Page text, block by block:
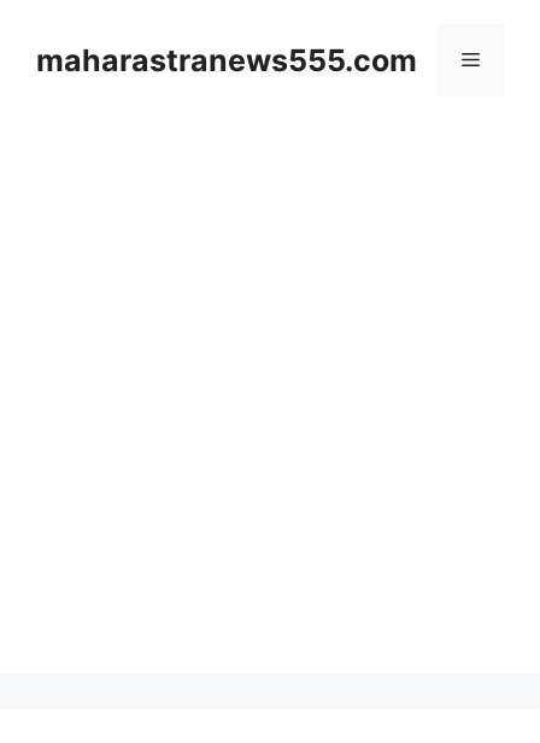
contentmaharastranews555.com Menu